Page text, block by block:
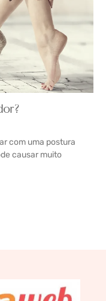
com uma postura
causar muito